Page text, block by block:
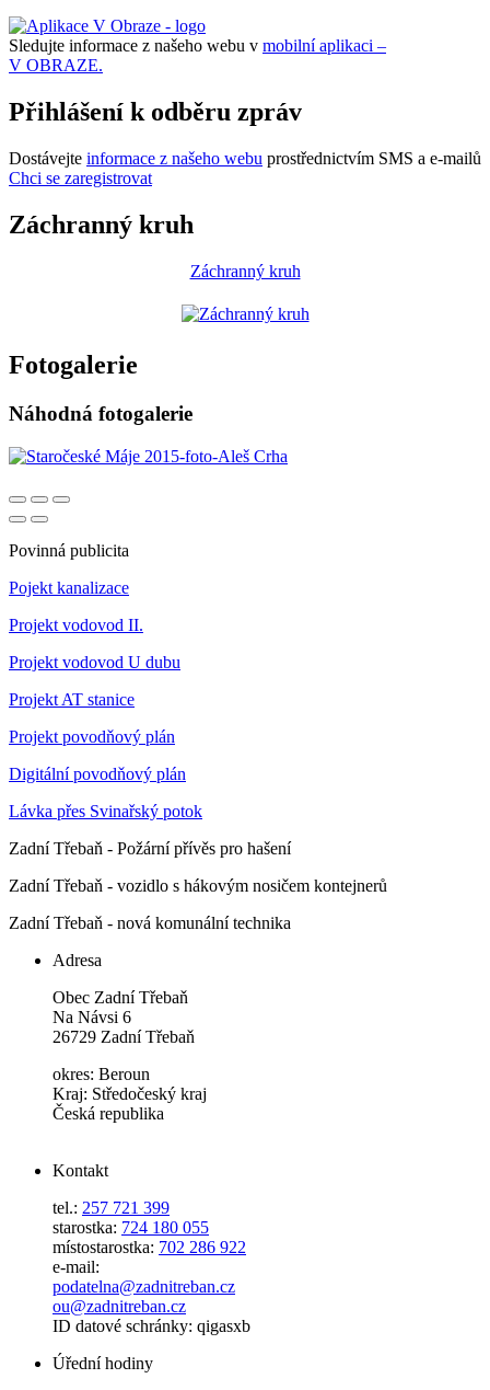
Sledujte informace z našeho webu v mobilní aplikaci –
V OBRAZE.
Přihlášení k odběru zpráv
Dostávejte informace z našeho webu prostřednictvím SMS a e-mailů
Chci se zaregistrovat
Záchranný kruh
Záchranný kruh
Fotogalerie
Náhodná fotogalerie
Povinná publicita
Pojekt kanalizace
Projekt vodovod II.
Projekt vodovod U dubu
Projekt AT stanice
Projekt povodňový plán
Digitální povodňový plán
Lávka přes Svinařský potok
Zadní Třebaň - Požární přívěs pro hašení
Zadní Třebaň - vozidlo s hákovým nosičem kontejnerů
Zadní Třebaň - nová komunální technika
Adresa
Obec Zadní Třebaň
Na Návsi 6
26729 Zadní Třebaň
okres: Beroun
Kraj: Středočeský kraj
Česká republika
Kontakt
tel.: 257 721 399
starostka: 724 180 055
místostarostka: 702 286 922
e-mail:
podatelna@zadnitreban.cz
ou@zadnitreban.cz
ID datové schránky: qigasxb
Úřední hodiny